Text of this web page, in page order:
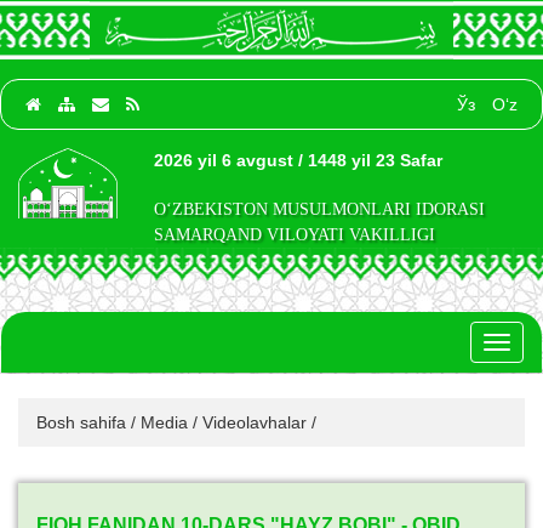
Ўз O‘z
2026 yil 6 avgust / 1448 yil 23 Safar
O‘ZBEKISTON MUSULMONLARI IDORASI
SAMARQAND VILOYATI VAKILLIGI
Bosh sahifa / Media / Videolavhalar /